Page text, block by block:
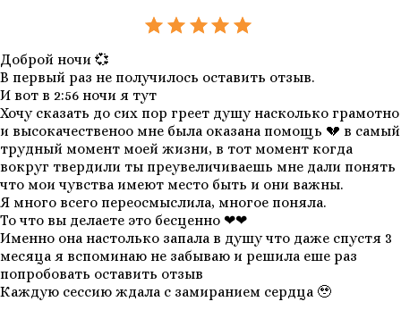
Доброй ночи 💞
В первый раз не получилось оставить отзыв.
И вот в 2:56 ночи я тут
Хочу сказать до сих пор греет душу насколько грамотно
и высокачественоо мне была оказана помощь 💔 в самый
трудный момент моей жизни, в тот момент когда
вокруг твердили ты преувеличиваешь мне дали понять
что мои чувства имеют место быть и они важны.
Я много всего переосмыслила, многое поняла.
То что вы делаете это бесценно ❤❤
Именно она настолько запала в душу что даже спустя 3
месяца я вспоминаю не забываю и решила еше раз
попробовать оставить отзыв
Каждую сессию ждала с замиранием сердца 🥹